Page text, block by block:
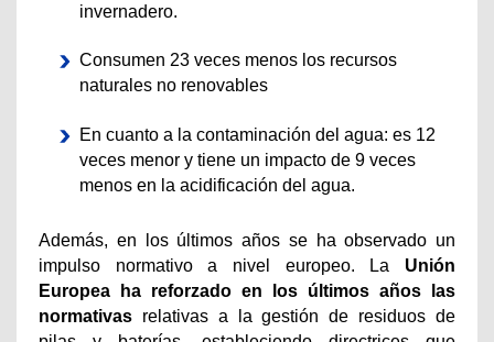
invernadero.
Consumen 23 veces menos los recursos
naturales no renovables
En cuanto a la contaminación del agua: es 12
veces menor y tiene un impacto de 9 veces
menos en la acidificación del agua.
Además, en los últimos años se ha observado un
impulso normativo a nivel europeo. La Unión
Europea ha reforzado en los últimos años las
normativas relativas a la gestión de residuos de